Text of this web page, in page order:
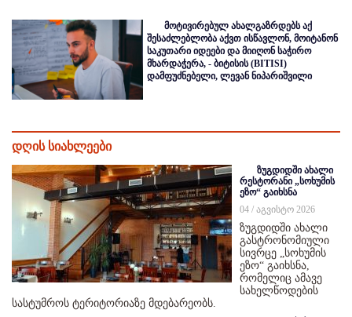
მოტივირებულ ახალგაზრდებს აქ
შესაძლებლობა აქვთ ისწავლონ, მოიტანონ
საკუთარი იდეები და მიიღონ საჭირო
მხარდაჭერა, - ბიტისის (BITISI)
დამფუძნებელი, ლევან ნიპარიშვილი
დღის სიახლეები
ზუგდიდში ახალი
რესტორანი „სოხუმის
ეზო“ გაიხსნა
04 / აგვისტო 2026
ზუგდიდში ახალი
გასტრონომიული
სივრცე „სოხუმის
ეზო“ გაიხსნა,
რომელიც ამავე
სახელწოდების
სასტუმროს ტერიტორიაზე მდებარეობს.